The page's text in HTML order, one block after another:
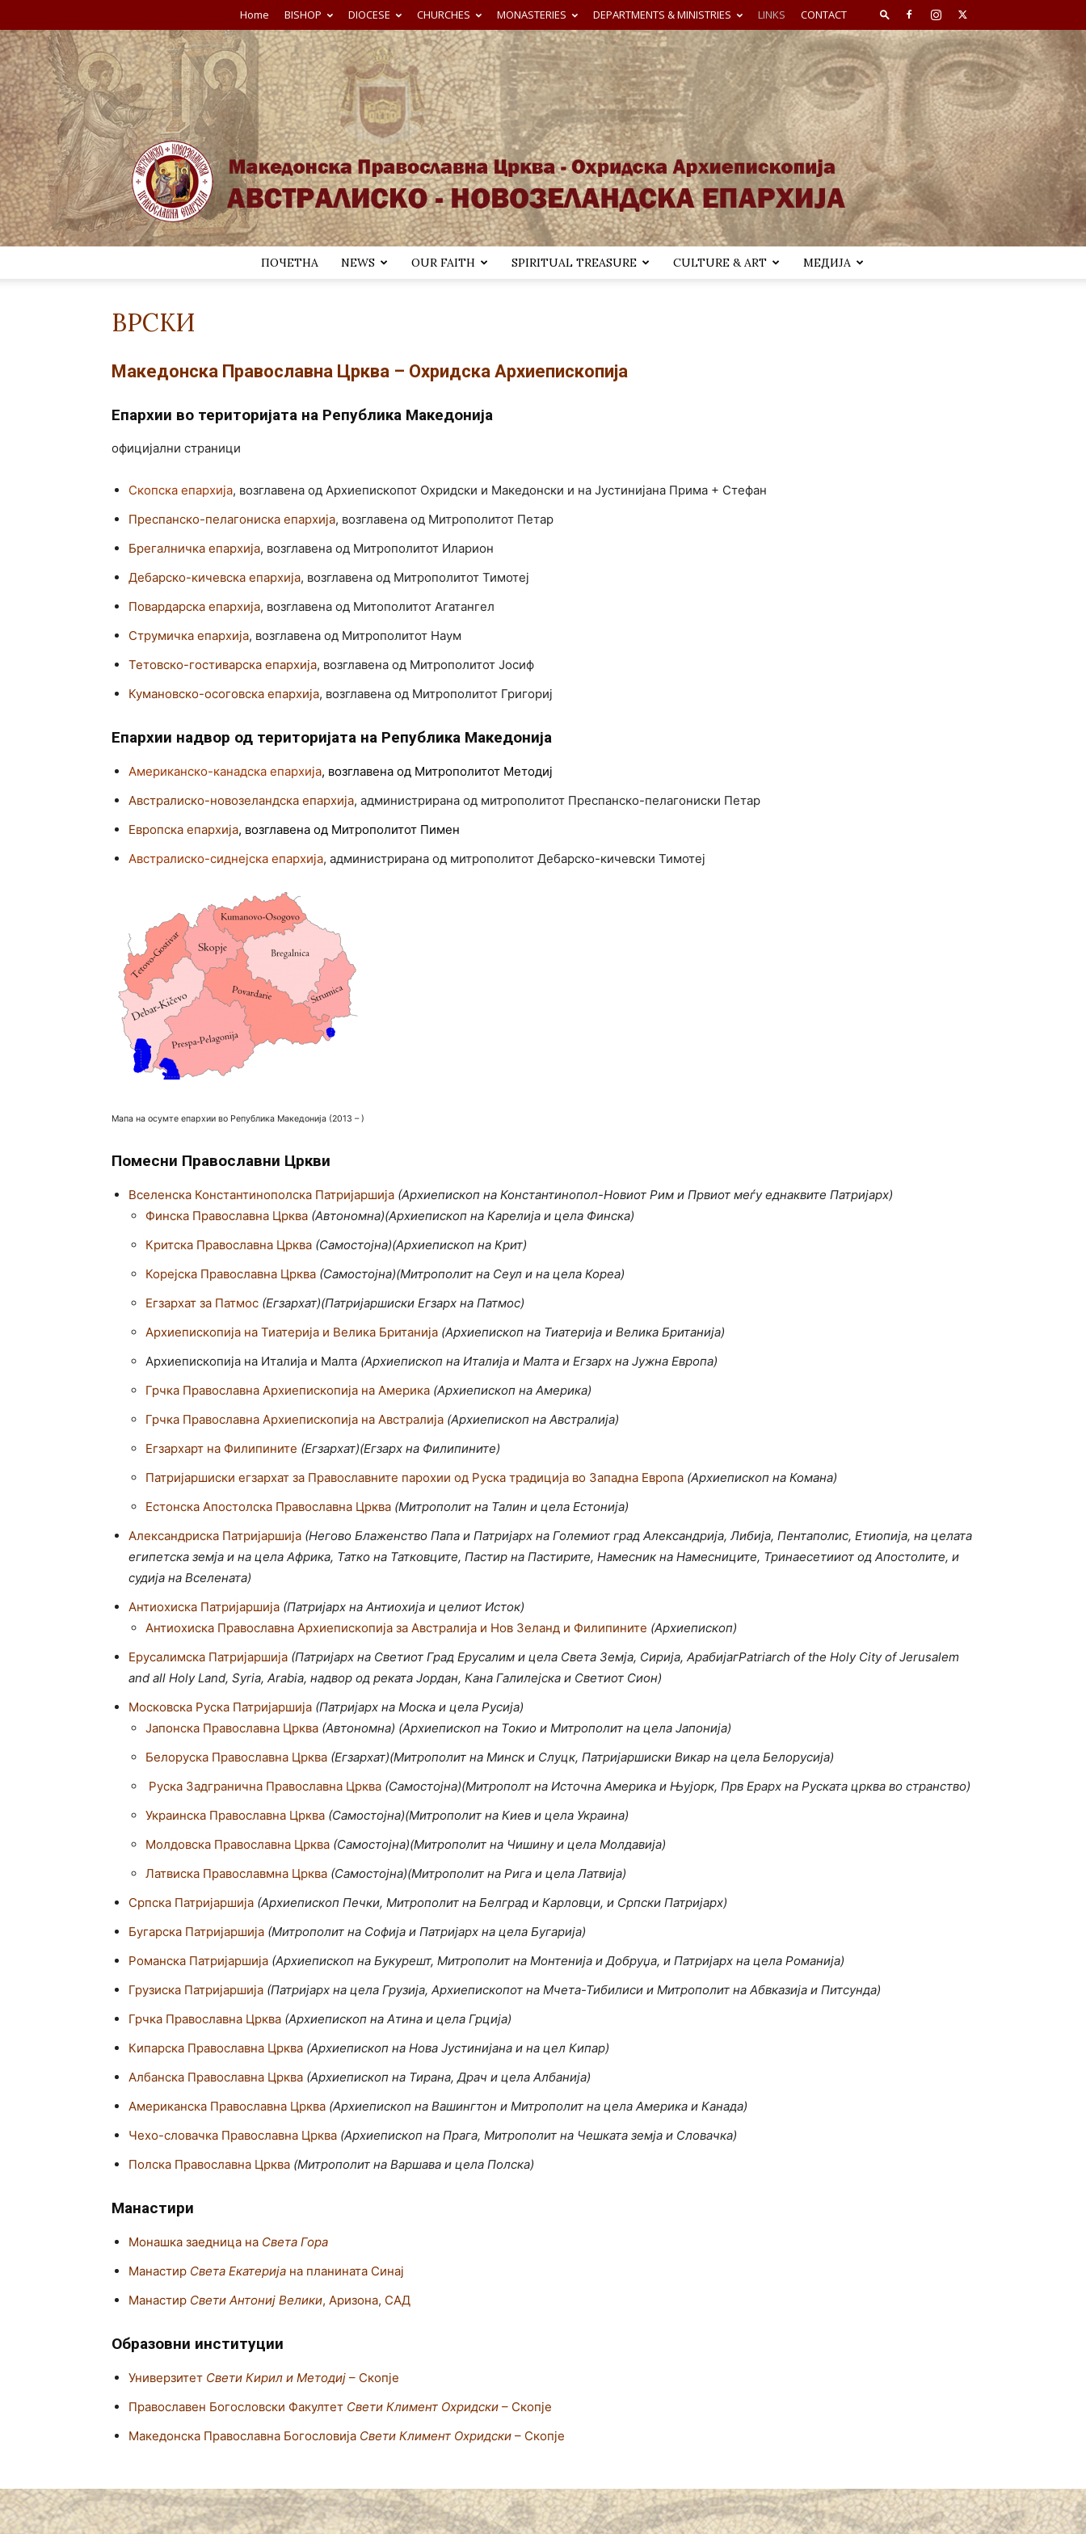
Home BISHOP DIOCESE CHURCHES MONASTERIES DEPARTMENTS & MINISTRIES LINKS CONTACT
ПОЧЕТНА NEWS OUR FAITH SPIRITUAL TREASURE CULTURE & ART МЕДИЈА
ВРСКИ
Македонска Православна Црква – Охридска Архиепископија
Епархии во територијата на Република Македонија
официјални страници
Скопска епархија, возглавена од Архиепископот Охридски и Македонски и на Јустинијана Прима + Стефан
Преспанско-пелагониска епархија, возглавена од Митрополитот Петар
Брегалничка епархија, возглавена од Митрополитот Иларион
Дебарско-кичевска епархија, возглавена од Митрополитот Тимотеј
Повардарска епархија, возглавена од Митополитот Агатангел
Струмичка епархија, возглавена од Митрополитот Наум
Тетовско-гостиварска епархија, возглавена од Митрополитот Јосиф
Кумановско-осоговска епархија, возглавена од Митрополитот Григориј
Епархии надвор од територијата на Република Македонија
Американско-канадска епархија, возглавена од Митрополитот Методиј
Австралиско-новозеландска епархија, администрирана од митрополитот Преспанско-пелагониски Петар
Европска епархија, возглавена од Митрополитот Пимен
Австралиско-сиднејска епархија, администрирана од митрополитот Дебарско-кичевски Тимотеј
Мапа на осумте епархии во Република Македонија (2013 – )
Помесни Православни Цркви
Вселенска Константинополска Патријаршија (Архиепископ на Константинопол-Новиот Рим и Првиот меѓу еднаквите Патријарх)
Финска Православна Црква (Автономна)(Архиепископ на Карелија и цела Финска)
Критска Православна Црква (Самостојна)(Архиепископ на Крит)
Корејска Православна Црква (Самостојна)(Митрополит на Сеул и на цела Кореа)
Егзархат за Патмос (Егзархат)(Патријаршиски Егзарх на Патмос)
Архиепископија на Тиатерија и Велика Британија (Aрхиепископ на Тиатерија и Велика Британија)
Архиепископија на Италија и Малта (Aрхиепископ на Италија и Малта и Егзарх на Јужна Европа)
Грчка Православна Архиепископија на Америка (Aрхиепископ на Америка)
Грчка Православна Архиепископија на Австралија (Aрхиепископ на Австралија)
Егзархарт на Филипините (Егзархат)(Eгзарх на Филипините)
Патријаршиски егзархат за Православните парохии од Руска традиција во Западна Европа (Aрхиепископ на Комана)
Естонска Апостолска Православна Црква (Mитрополит на Талин и цела Естонија)
Александриска Патријаршија (Негово Блаженство Папа и Патријарх на Големиот град Александрија, Либија, Пентаполис, Етиопија, на целата
египетска земја и на цела Африка, Татко на Татковците, Пастир на Пастирите, Намесник на Намесниците, Тринаесетииот од Апостолите, и
судија на Вселената)
Антиохиска Патријаршија (Патријарх на Антиохија и целиот Исток)
Антиохиска Православна Архиепископија за Австралија и Нов Зеланд и Филипините (Aрхиепископ)
Ерусалимска Патријаршија (Патријарх на Светиот Град Ерусалим и цела Света Земја, Сирија, АрабијагPatriarch of the Holy City of Jerusalem
and all Holy Land, Syria, Arabia, надвор од реката Јордан, Кана Галилејска и Светиот Сион)
Московска Руска Патријаршија (Патријарх на Моска и цела Русија)
Јапoнска Православна Црква (Автономна) (Архиепископ на Токио и Митрополит на цела Јапонија)
Белоруска Православна Црква (Егзархат)(Митрополит на Минск и Слуцк, Патријаршиски Викар на цела Белорусија)
Руска Задгранична Православна Црква (Самостојна)(Митрополт на Источна Америка и Њујорк, Прв Ерарх на Руската црква во странство)
Украинска Православна Црква (Самостојна)(Митрополит на Киев и цела Украина)
Молдовска Православна Црква (Самостојна)(Митрополит на Чишину и цела Молдавија)
Латвиска Православмна Црква (Самостојна)(Митрополит на Рига и цела Латвија)
Српска Патријаршија (Архиепископ Печки, Митрополит на Белград и Карловци, и Српски Патријарх)
Бугарска Патријаршија (Митрополит на Софија и Патријарх на цела Бугарија)
Романска Патријаршија (Архиепископ на Букурешт, Митрополит на Монтенија и Добруџа, и Патријарх на цела Романија)
Грузиска Патријаршија (Патријарх на цела Грузија, Архиепископот на Мчета-Тибилиси и Митрополит на Абвказија и Питсунда)
Грчка Православна Црква (Архиепископ на Атина и цела Грција)
Кипарска Православна Црква (Aрхиепископ на Нова Јустинијана и на цел Кипар)
Албанска Православна Црква (Архиепископ на Тирана, Драч и цела Албанија)
Американска Православна Црква (Aрхиепископ на Вашингтон и Митрополит на цела Америка и Канада)
Чехо-словачка Православна Црква (Aрхиепископ на Прага, Митрополит на Чешката земја и Словачка)
Полска Православна Црква (Mитрополит на Варшава и цела Полска)
Манастири
Монашка заедница на Света Гора
Манастир Света Екатерија на планината Синај
Манастир Свети Антониј Велики, Аризона, САД
Образовни институции
Универзитет Свети Кирил и Методиј – Скопје
Православен Богословски Факултет Свети Климент Охридски – Скопје
Македонска Православна Богословија Свети Климент Охридски – Скопје